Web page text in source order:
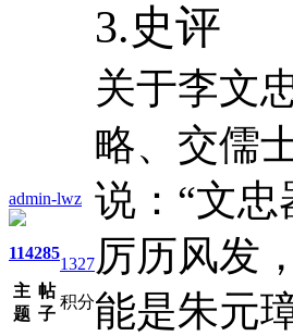
admin-lwz
114
主
题
285
帖
子
1327
积分
3.史评
关于李文
略、交儒
说：“文
厉历风发
能是朱元